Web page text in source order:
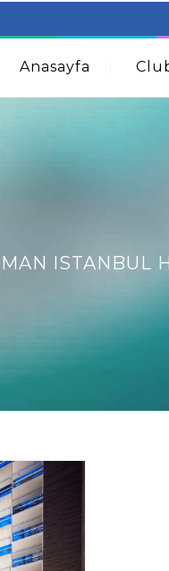
With Acne
Anasayfa
ISTANBUL